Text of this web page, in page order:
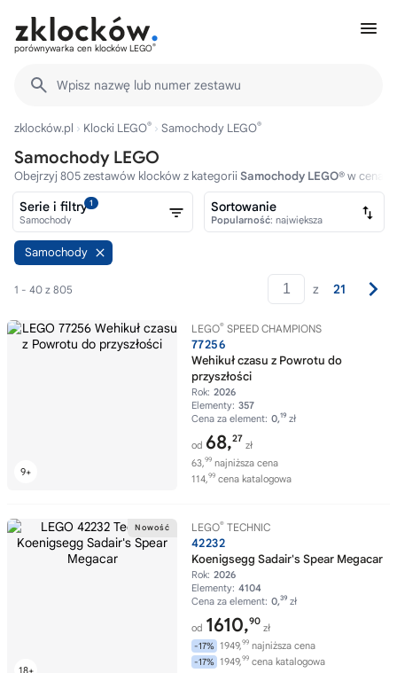
porównywarka cen klocków LEGO®
Wpisz nazwę lub numer zestawu
zklocków.pl Klocki LEGO® Samochody LEGO®
Samochody LEGO
Obejrzyj 805 zestawów klocków z kategorii Samochody LEGO®w cenach
Samochody
1 - 40 z 805 z 21
LEGO® SPEED CHAMPIONS
77256
Wehikuł czasu z Powrotu do
przyszłości
Rok: 2026
Elementy: 357
Cena za element: 0,19 zł
od 68,27
zł
63,99 najniższa cena
114,99 cena katalogowa
LEGO® TECHNIC
42232
Koenigsegg Sadair's Spear Megacar
Rok: 2026
Elementy: 4104
Cena za element: 0,39 zł
od 1610,90
zł
-17% 1949,99 najniższa cena
-17% 1949,99 cena katalogowa
Serie i filtry1
Samochody
Sortowanie
Popularność: największa